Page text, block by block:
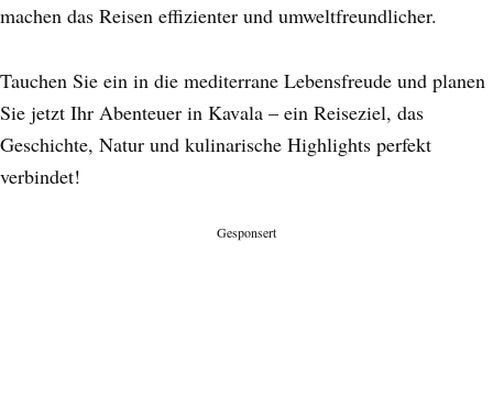
machen das Reisen effizienter und umweltfreundlicher.
Tauchen Sie ein in die mediterrane Lebensfreude und planen
Sie jetzt Ihr Abenteuer in Kavala – ein Reiseziel, das
Geschichte, Natur und kulinarische Highlights perfekt
verbindet!
Gesponsert